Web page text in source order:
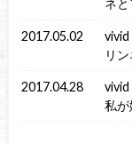
ネ
2017.05.02
リ
2017.04.28
私が